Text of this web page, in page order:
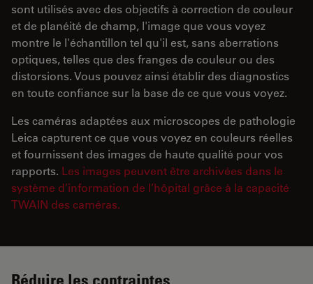
sont utilisés avec des objectifs à correction de couleur
et de planéité de champ, l'image que vous voyez
montre le l'échantillon tel qu'il est, sans aberrations
optiques, telles que des franges de couleur ou des
distorsions. Vous pouvez ainsi établir des diagnostics
en toute confiance sur la base de ce que vous voyez.
Les caméras adaptées aux microscopes de pathologie
Leica capturent ce que vous voyez en couleurs réelles
et fournissent des images de haute qualité pour vos
rapports. Les images peuvent être archivées dans le
système d’information de l’hôpital grâce à la capacité
TWAIN des caméras.
Réduire les contraintes